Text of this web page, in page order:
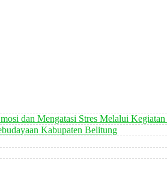
dan Mengatasi Stres Melalui
Kabupaten Belitung